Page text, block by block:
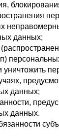
данных;
уничтожить
данных;
данных.